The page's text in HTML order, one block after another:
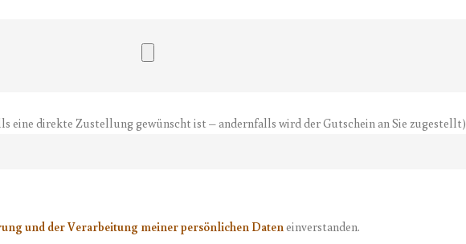
eine direkte Zustellung gewünscht ist – andernfalls wird der Gutschein an Sie zugestellt)
und der Verarbeitung meiner persönlichen Dateneinverstanden.